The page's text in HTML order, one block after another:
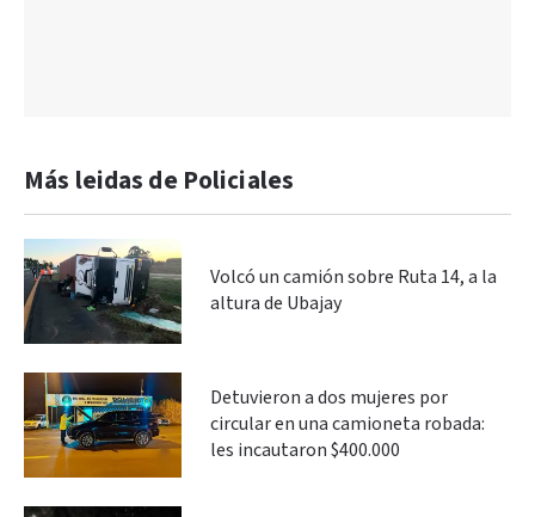
Más leidas de Policiales
Volcó un camión sobre Ruta 14, a la
altura de Ubajay
Detuvieron a dos mujeres por
circular en una camioneta robada:
les incautaron $400.000